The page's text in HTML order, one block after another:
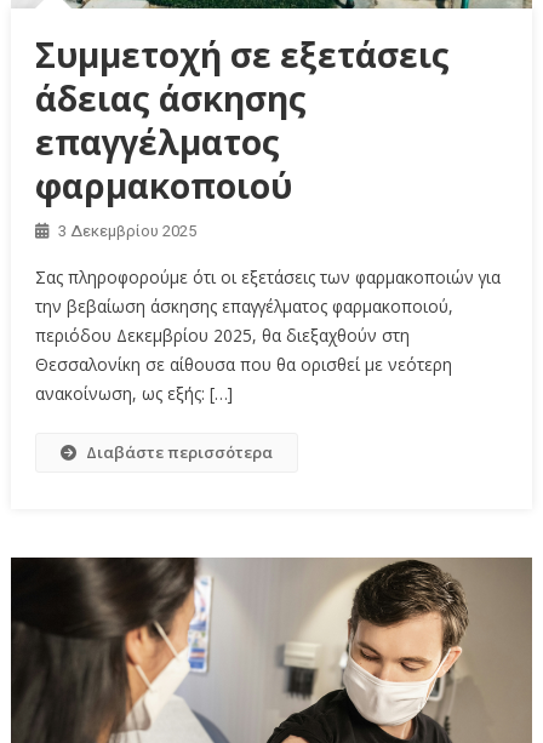
Συμμετοχή σε εξετάσεις
άδειας άσκησης
επαγγέλματος
φαρμακοποιού
3 Δεκεμβρίου 2025
Σας πληροφορούμε ότι οι εξετάσεις των φαρμακοποιών για
την βεβαίωση άσκησης επαγγέλματος φαρμακοποιού,
περιόδου Δεκεμβρίου 2025, θα διεξαχθούν στη
Θεσσαλονίκη σε αίθουσα που θα ορισθεί με νεότερη
ανακοίνωση, ως εξής: […]
Διαβάστε περισσότερα